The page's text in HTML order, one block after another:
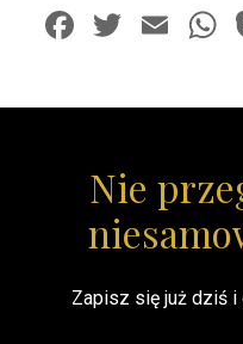
Facebook
Twitter
Nie
Zapisz się już dziś